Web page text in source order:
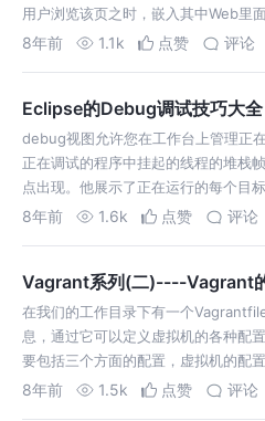
用户浏览该页之时，嵌入其中Web里
恶意用户的特殊目的。 它与SQL注入
8年前 1.1k 点赞 评论
Eclipse的Debug调试技巧大全
debug视图允许您在工作台上管理正
正在调试的程序中挂起的线程的堆栈
点出现。他展示了正在运行的每个目
堆栈帧以子元素的形式展示。以下是
8年前 1.6k 点赞 评论
Vagrant系列(二)----Vagrant
在我们的工作目录下有一个
息，通过它可以定义虚拟机的各种配
要包括三个方面的配置，虚拟机的配
础配置。Vagrant是使用Ruby开发的
8年前 1.5k 点赞 评论